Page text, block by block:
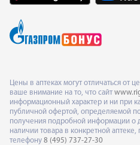
Цены в аптеках могут отличаться от
ваше внимание на то, что сайт
информационный характер и ни при
публичной офертой, определяемой
получения подробной информации о
наличии товара в конкретной
телефону 8 (495) 737-27-30